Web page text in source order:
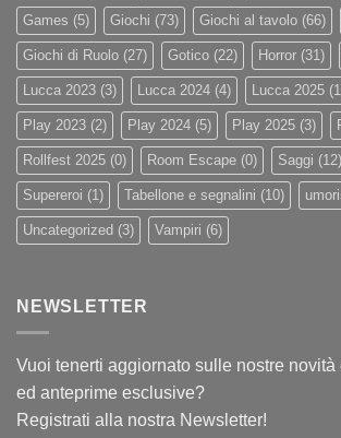
Games (5) Giochi (73) Giochi al tavolo (66)
Giochi di Ruolo (27) Gotico (22) Horror (31)
Lucca 2023 (3) Lucca 2024 (4) Lucca 2025
Play 2023 (2) Play 2024 (5) Play 2025 (3)
Rollfest 2025 (0) Room Escape (0) Saggi (12)
Supereroi (1) Tabellone e segnalini (10)
Uncategorized (3) Vampiri (6)
NEWSLETTER
Vuoi tenerti aggiornato sulle nostre novità
ed anteprime esclusive?
Registrati alla nostra Newsletter!